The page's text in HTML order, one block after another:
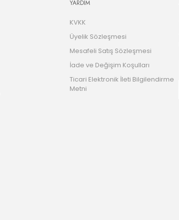
YARDIM
KVKK
Üyelik Sözleşmesi
Mesafeli Satış Sözleşmesi
İade ve Değişim Koşulları
Ticari Elektronik İleti Bilgilendirme
Metni